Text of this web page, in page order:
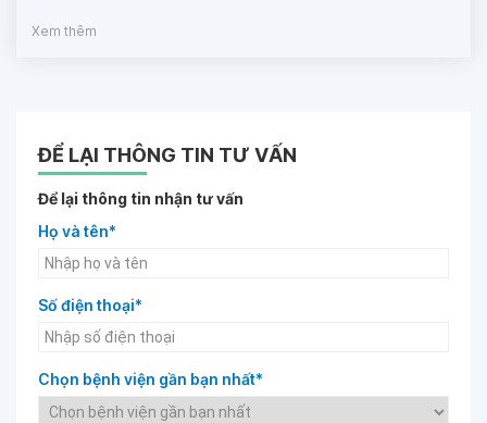
Xem thêm
ĐỂ LẠI THÔNG TIN TƯ VẤN
Để lại thông tin nhận tư vấn
Họ và tên*
Số điện thoại*
Chọn bệnh viện gần bạn nhất*